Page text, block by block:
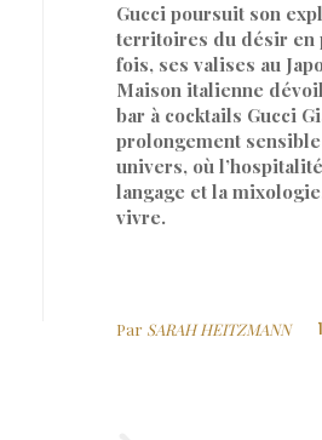
Gucci poursuit son
territoires du désir en
fois, ses valises au
Maison italienne
bar à cocktails Gucci
prolongement
univers, où
langage et la
vivre.
Par SARAH HEITZMANN